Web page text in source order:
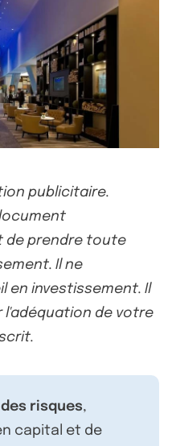
publicitaire.
de prendre toute
Il ne
en investissement. Il
l'adéquation de votre
risques,
capital et de